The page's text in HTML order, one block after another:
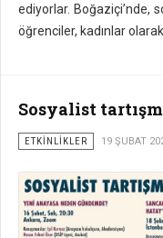
ediyorlar. Boğaziçi’nde,
öğrenciler, kadınlar
Sosyalist
ETKİNLİKLER 19 ŞUBAT